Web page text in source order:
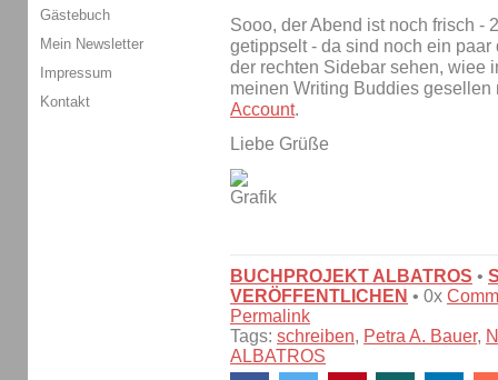
Sooo, der Abend ist noch frisch -
getippselt - da sind noch ein
der rechten Sidebar sehen, wiee
meinen Writing Buddies gesellen
Account.
Liebe Grüße
BUCHPROJEKT ALBATROS •
VERÖFFENTLICHEN • 0x
Permalink
Tags: schreiben, Petra A. Bauer,
ALBATROS
Gästebuch
Mein Newsletter
Impressum
Kontakt